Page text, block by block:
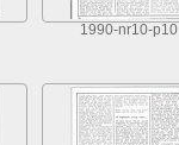
1990-nr10-p10